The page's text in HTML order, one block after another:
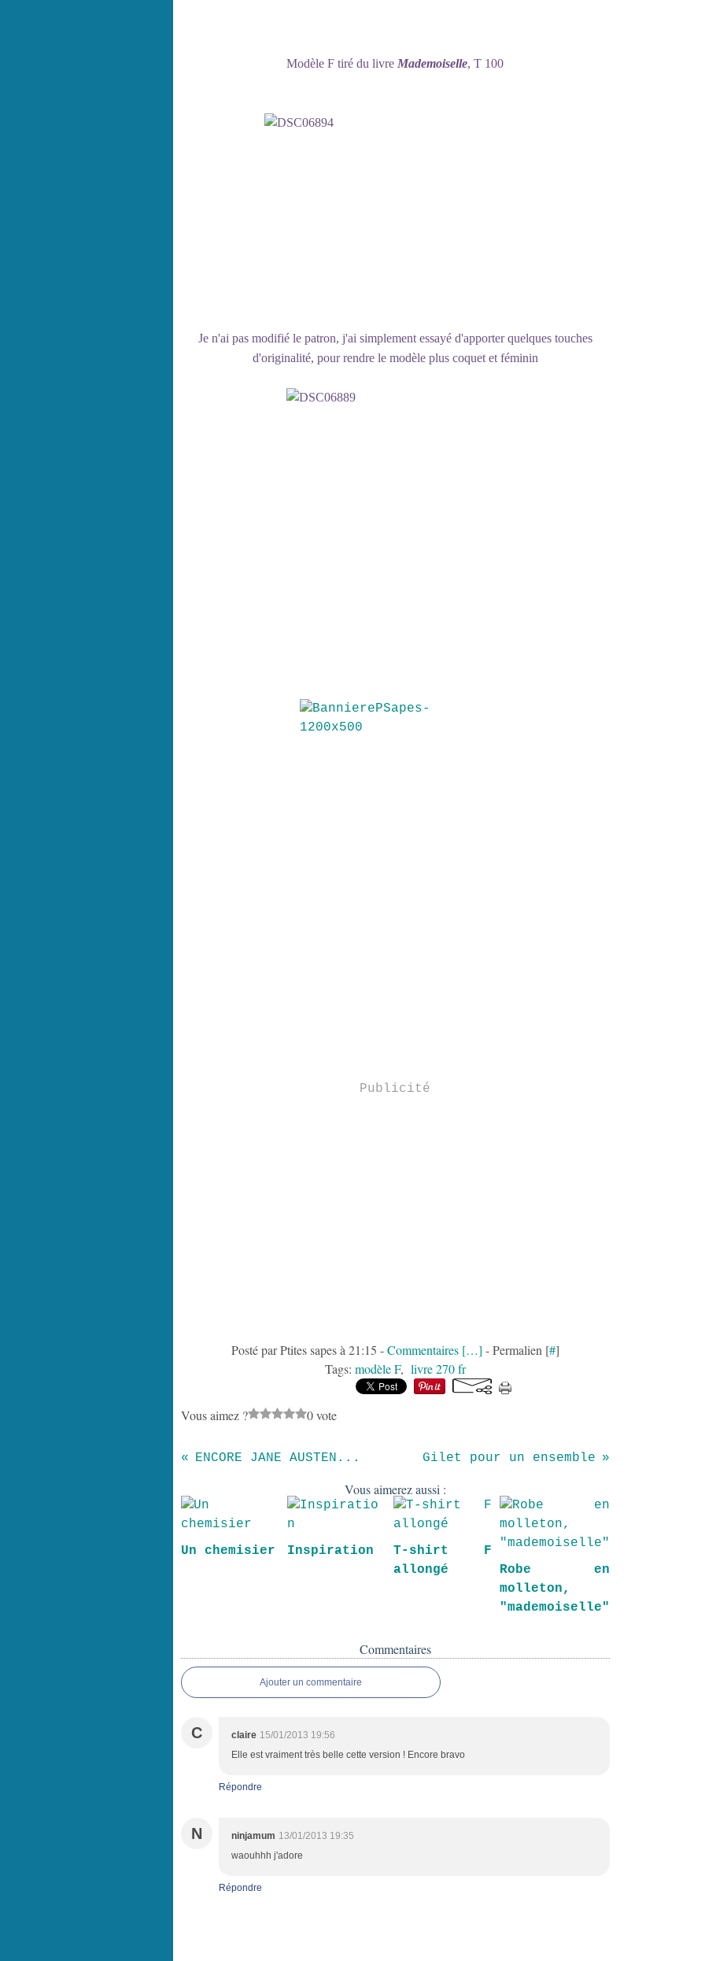
Modèle F tiré du livre Mademoiselle, T 100
Je n'ai pas modifié le patron, j'ai simplement essayé d'apporter quelques touches
d'originalité, pour rendre le modèle plus coquet et féminin
Publicité
Posté par Ptites sapes à 21:15 -Commentaires […] - Permalien [#]
Tags: modèle F, livre 270 fr
Vous aimez ? 0 vote
ENCORE JANE AUSTEN... Gilet pour un ensemble
Vous aimerez aussi :
Un chemisier Inspiration
T-shirt F
allongé
Robe en
molleton,
"mademoiselle"
Commentaires
Ajouter un commentaire
C claire 15/01/2013 19:56
Elle est vraiment très belle cette version ! Encore bravo
Répondre
N ninjamum 13/01/2013 19:35
waouhhh j'adore
Répondre